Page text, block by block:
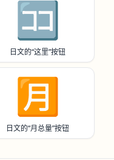
🈁
日文的“这里”按钮
🈷️
日文的“月总量”按钮